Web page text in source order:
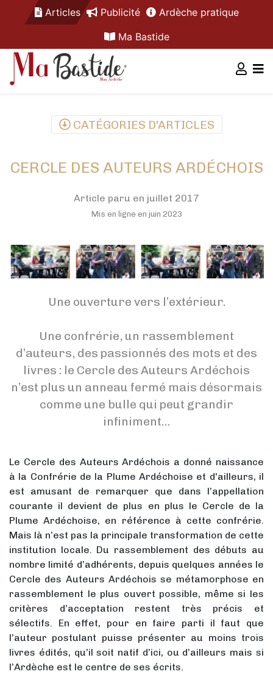
Articles Publicité
Ardèche pratique
Ma Bastide
CATÉGORIES D'ARTICLES
CERCLE DES AUTEURS ARDÉCHOIS
Article paru en juillet 2017
Mis en ligne en juin 2023
Une ouverture vers l’extérieur.
Une confrérie, un rassemblement
d’auteurs, des passionnés des mots et des
livres : le Cercle des Auteurs Ardéchois
n’est plus un anneau fermé mais désormais
comme une bulle qui peut grandir
infiniment…
Le Cercle des Auteurs Ardéchois a donné naissance
à la Confrérie de la Plume Ardéchoise et d'ailleurs, il
est amusant de remarquer que dans l’appellation
courante il devient de plus en plus le Cercle de la
Plume Ardéchoise, en référence à cette confrérie.
Mais là n’est pas la principale transformation de cette
institution locale. Du rassemblement des débuts au
nombre limité d’adhérents, depuis quelques années le
Cercle des Auteurs Ardéchois se métamorphose en
rassemblement le plus ouvert possible, même si les
critères d’acceptation restent très précis et
sélectifs. En effet, pour en faire parti il faut que
l’auteur postulant puisse présenter au moins trois
livres édités, qu’il soit natif d’ici, ou d’ailleurs mais si
l’Ardèche est le centre de ses écrits.